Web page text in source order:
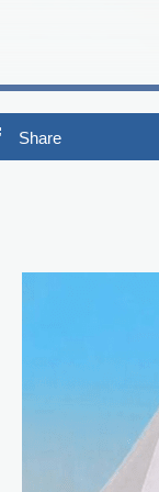
Share